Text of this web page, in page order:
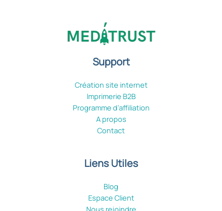
Support
Création site internet
Imprimerie B2B
Programme d’affiliation
A propos
Contact
Liens Utiles
Blog
Espace Client